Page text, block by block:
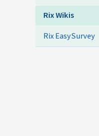
Rix Wikis
Rix EasySurvey